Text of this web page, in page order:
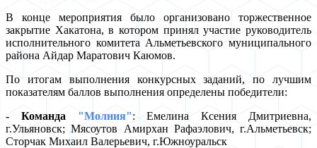
В конце мероприятия было организовано торжественное
закрытие Хакатона, в котором принял участие руководитель
исполнительного комитета Альметьевского муниципального
района Айдар Маратович Каюмов.
По итогам выполнения конкурсных заданий, по лучшим
показателям баллов выполнения определены победители:
- Команда
"Молния": Емелина Ксения Дмитриевна,
г.Ульяновск; Мясоутов Амирхан Рафаэлович, г.Альметьевск;
Сторчак Михаил Валерьевич, г.Южноуральск